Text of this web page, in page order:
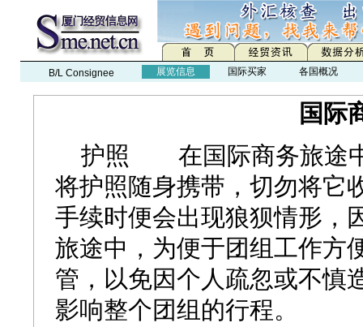
B/L Consignee 展览信息 国际买家 各国概况
国际
护照 在国际商务旅途中
将护照随身携带，切勿将它
手续时便会出现狼狈情形，
旅途中，为便于团组工作方
管，以免因个人疏忽或不慎
影响整个团组的行程。